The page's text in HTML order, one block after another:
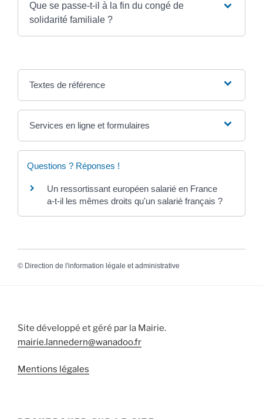
Que se passe-t-il à la fin du congé de
solidarité familiale ?
Textes de référence
Services en ligne et formulaires
Questions ? Réponses !
Un ressortissant européen salarié en France
a-t-il les mêmes droits qu'un salarié français ?
© Direction de l'information légale et administrative
Site développé et géré par la Mairie.
mairie.lannedern@wanadoo.fr
Mentions légales